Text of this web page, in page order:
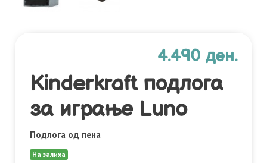
4.490 ден.
Kinderkraft подлога
за играње Luno
Подлога од пена
На залиха